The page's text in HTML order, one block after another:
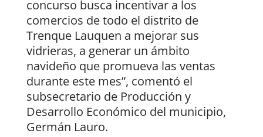
concurso busca incentivar a los
comercios de todo el distrito de
Trenque Lauquen a mejorar sus
vidrieras, a generar un ámbito
navideño que promueva las ventas
durante este mes”, comentó el
subsecretario de Producción y
Desarrollo Económico del municipio,
Germán Lauro.